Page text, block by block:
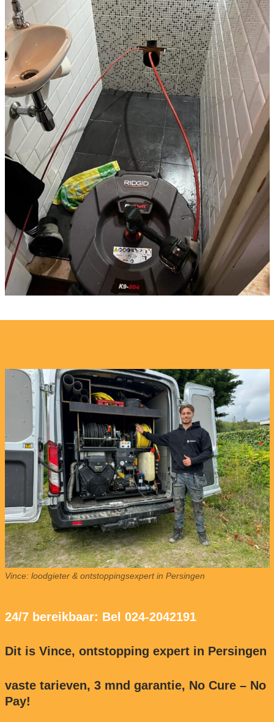
Vince: loodgieter & ontstoppingsexpert in Persingen
24/7 bereikbaar: Bel 024-2042191
Dit is Vince, ontstopping expert in Persingen
vaste tarieven, 3 mnd garantie, No Cure – No
Pay!